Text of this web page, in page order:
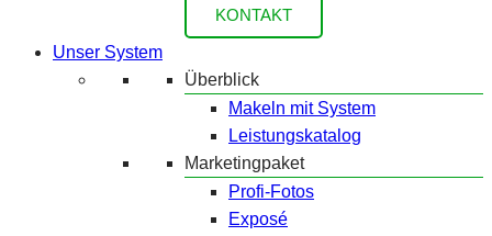
KONTAKT
Unser System
Überblick
Makeln mit System
Leistungskatalog
Marketingpaket
Profi-Fotos
Exposé